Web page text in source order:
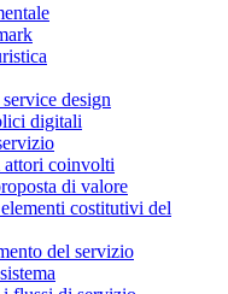
design
digitali
attori coinvolti
di valore
costitutivi del
del servizio